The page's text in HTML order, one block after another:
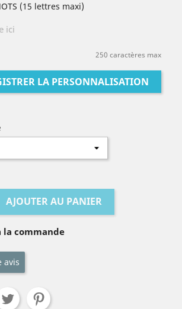
(15 lettres maxi)
250 caractères max
LA PERSONNALISATION
AJOUTER AU PANIER
la commande
avis